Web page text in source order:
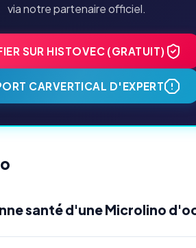
via notre partenaire officiel.
SUR HISTOVEC (GRATUIT)
CARVERTICAL D'EXPERT
santé d'une Microlino